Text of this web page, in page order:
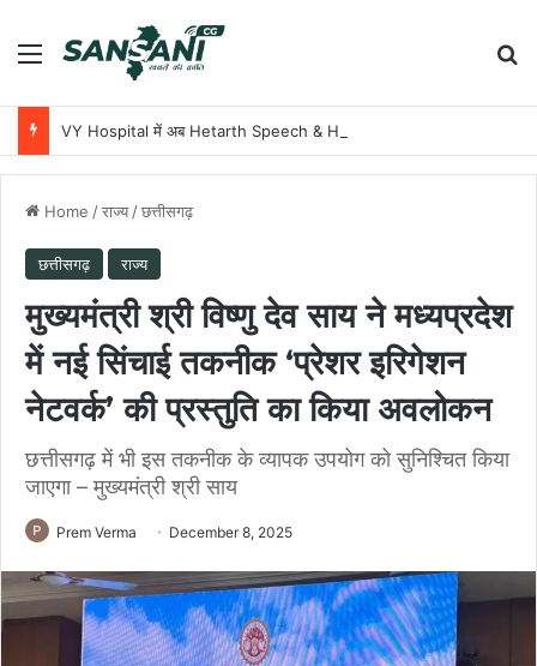
Menu
Home /राज्य /छत्तीसगढ़
छत्तीसगढ़ राज्य
मुख्यमंत्री श्री विष्णु देव साय ने मध्यप्रदेश
में नई सिंचाई तकनीक ‘प्रेशर इरिगेशन
नेटवर्क’ की प्रस्तुति का किया अवलोकन
छत्तीसगढ़ में भी इस तकनीक के व्यापक उपयोग को सुनिश्चित किया
जाएगा – मुख्यमंत्री श्री साय
Prem Verma December 8, 2025